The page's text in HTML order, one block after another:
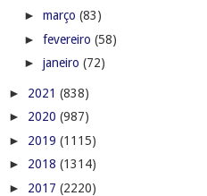
► março (83)
► fevereiro (58)
► janeiro (72)
► 2021 (838)
► 2020 (987)
► 2019 (1115)
► 2018 (1314)
► 2017 (2220)